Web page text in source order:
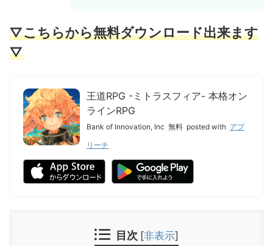
▽こちらから無料ダウンロード出来ます
▽
王道RPG -ミトラスフィア- 本格オン
ラインRPG
Bank of Innovation, Inc 無料 posted with アプ
リーチ
目次 [非表示]